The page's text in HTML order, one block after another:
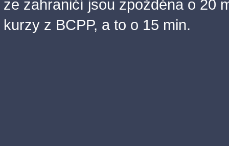
ze zahraničí jsou zpožděna o 20
kurzy z BCPP, a to o 15 min.